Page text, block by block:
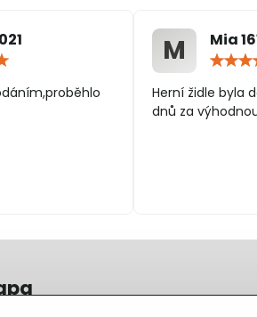
/
5
M
Mia
Herní židle byla
dnů za